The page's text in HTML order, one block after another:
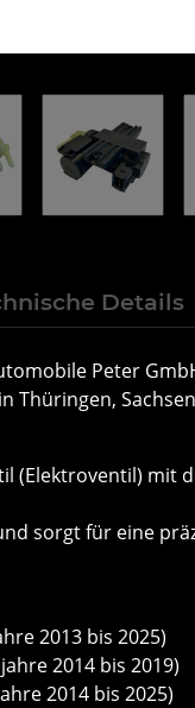
Details
Peter
Thüringen,
(Elektroventil) mit
sorgt für eine
2013 bis 2025)
2014 bis 2019)
2014 bis 2025)